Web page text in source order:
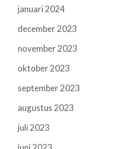
januari 2024
december 2023
november 2023
oktober 2023
september 2023
augustus 2023
juli 2023